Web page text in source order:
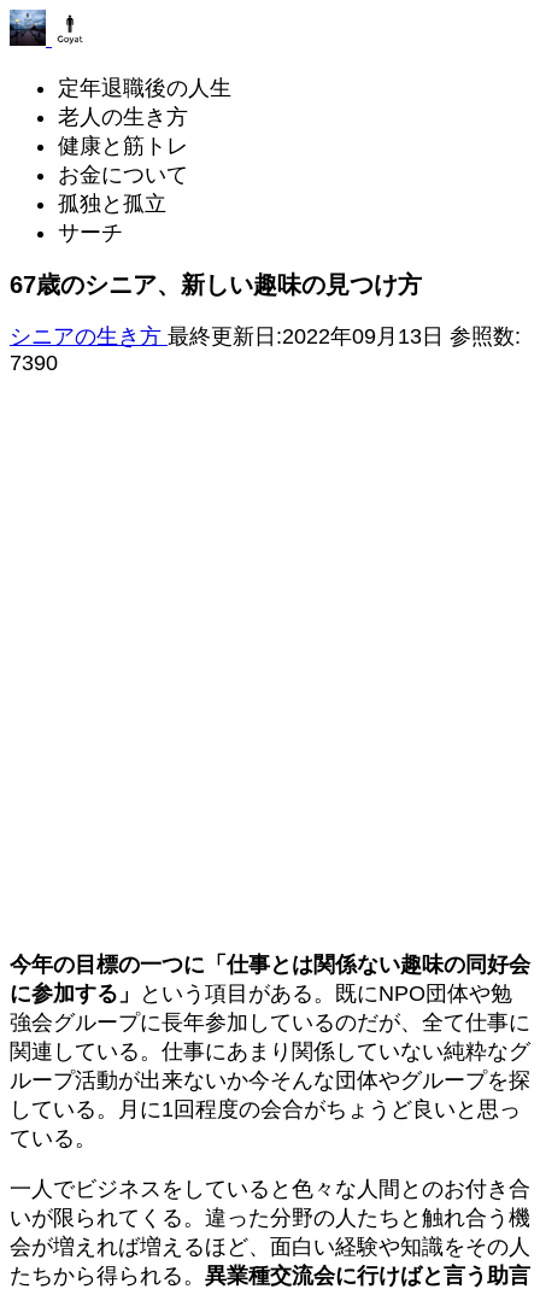
定年退職後の人生
老人の生き方
健康と筋トレ
お金について
孤独と孤立
サーチ
67歳のシニア、新しい趣味の見つけ方
シニアの生き方 最終更新日:2022年09月13日 参照数:
7390
今年の目標の一つに「仕事とは関係ない趣味の同好会
に参加する」
という項目がある。既にNPO団体や勉
強会グループに長年参加しているのだが、全て仕事に
関連している。仕事にあまり関係していない純粋なグ
ループ活動が出来ないか今そんな団体やグループを探
している。月に1回程度の会合がちょうど良いと思っ
ている。
一人でビジネスをしていると色々な人間とのお付き合
いが限られてくる。違った分野の人たちと触れ合う機
会が増えれば増えるほど、面白い経験や知識をその人
たちから得られる。 異業種交流会に行けばと言う助言